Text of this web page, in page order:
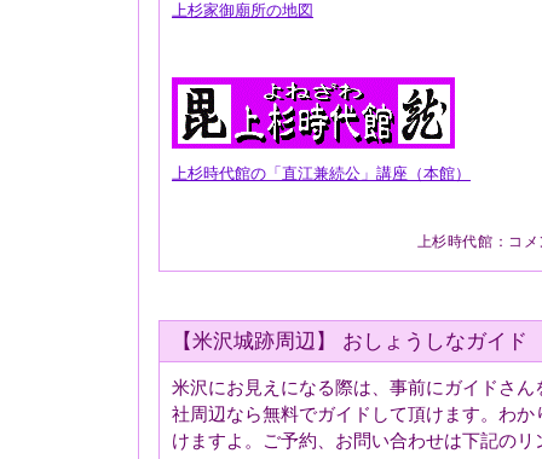
上杉家御廟所の地図
上杉時代館の「直江兼続公」講座（本館）
上杉時代館 ： コ
【米沢城跡周辺】 おしょうしなガイド
米沢にお見えになる際は、事前にガイドさ
社周辺なら無料でガイドして頂けます。わ
けますよ。ご予約、お問い合わせは下記の